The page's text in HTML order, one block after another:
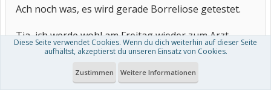
Ach noch was, es wird gerade Borreliose getestet.
Tja, ich werde wohl am Freitag wieder zum Arzt
müssen, sonst müsste ich am Freitag zum
Diese Seite verwendet Cookies. Wenn du dich weiterhin auf dieser Seite
aufhältst, akzeptierst du unseren Einsatz von Cookies.
Zustimmen Weitere Informationen